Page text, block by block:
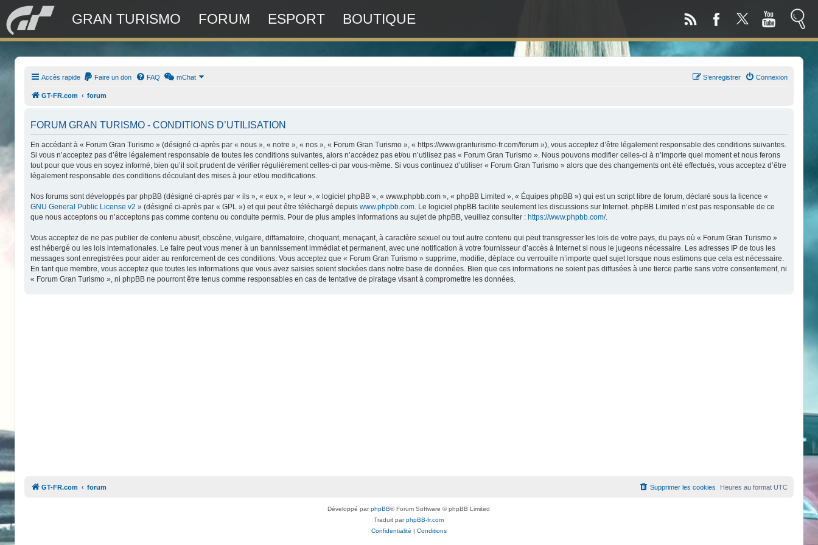
GRAN TURISMO FORUM ESPORT BOUTIQUE
Accès rapide Faire un don FAQ mChat Connexion
S’enregistrer
GT-FR.com forum
FORUM GRAN TURISMO - CONDITIONS D’UTILISATION
En accédant à « Forum Gran Turismo » (désigné ci-après par « nous », « notre », « nos », « Forum Gran Turismo », « https://www.granturismo-fr.com/forum »), vous acceptez d’être légalement responsable des conditions suivantes.
Si vous n’acceptez pas d’être légalement responsable de toutes les conditions suivantes, alors n’accédez pas et/ou n’utilisez pas « Forum Gran Turismo ». Nous pouvons modifier celles-ci à n’importe quel moment et nous ferons
tout pour que vous en soyez informé, bien qu’il soit prudent de vérifier régulièrement celles-ci par vous-même. Si vous continuez d’utiliser « Forum Gran Turismo » alors que des changements ont été effectués, vous acceptez d’être
légalement responsable des conditions découlant des mises à jour et/ou modifications.
Nos forums sont développés par phpBB (désigné ci-après par « ils », « eux », « leur », « logiciel phpBB », « www.phpbb.com », « phpBB Limited », « Équipes phpBB ») qui est un script libre de forum, déclaré sous la licence «
GNU General Public License v2 » (désigné ci-après par « GPL ») et qui peut être téléchargé depuiswww.phpbb.com. Le logiciel phpBB facilite seulement les discussions sur Internet. phpBB Limited n’est pas responsable de ce
que nous acceptons ou n’acceptons pas comme contenu ou conduite permis. Pour de plus amples informations au sujet de phpBB, veuillez consulter : https://www.phpbb.com/.
Vous acceptez de ne pas publier de contenu abusif, obscène, vulgaire, diffamatoire, choquant, menaçant, à caractère sexuel ou tout autre contenu qui peut transgresser les lois de votre pays, du pays où « Forum Gran Turismo »
est hébergé ou les lois internationales. Le faire peut vous mener à un bannissement immédiat et permanent, avec une notification à votre fournisseur d’accès à Internet si nous le jugeons nécessaire. Les adresses IP de tous les
messages sont enregistrées pour aider au renforcement de ces conditions. Vous acceptez que « Forum Gran Turismo » supprime, modifie, déplace ou verrouille n’importe quel sujet lorsque nous estimons que cela est nécessaire.
En tant que membre, vous acceptez que toutes les informations que vous avez saisies soient stockées dans notre base de données. Bien que ces informations ne soient pas diffusées à une tierce partie sans votre consentement, ni
« Forum Gran Turismo », ni phpBB ne pourront être tenus comme responsables en cas de tentative de piratage visant à compromettre les données.
GT-FR.com forum Heures au format UTC
Supprimer les cookies
Développé parphpBB® Forum Software © phpBB Limited
Traduit parphpBB-fr.com
Confidentialité | Conditions